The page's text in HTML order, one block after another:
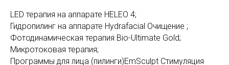
LED терапия на аппарате HELEO 4;
Гидропилинг на аппарате Hydrafacial Очищение ;
Фотодинамическая терапия Bio-Ultimate Gold;
Микротоковая терапия;
Программы для лица (пилинги)EmSculpt Стимуляция